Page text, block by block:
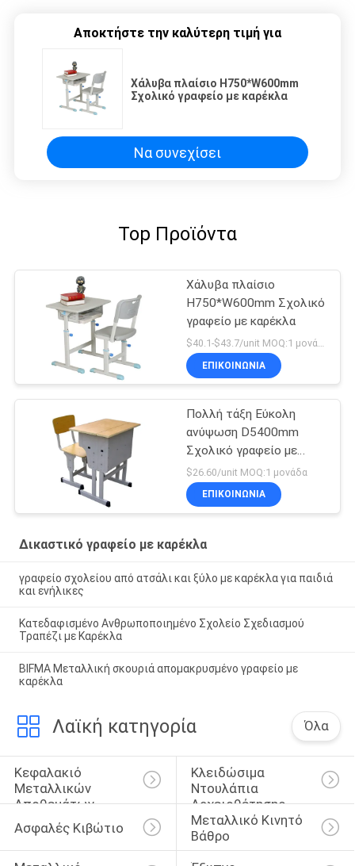
Αποκτήστε την καλύτερη τιμή για
Χάλυβα πλαίσιο H750*W600mm
Σχολικό γραφείο με καρέκλα
Να συνεχίσει
Top Προϊόντα
Χάλυβα πλαίσιο
H750*W600mm Σχολικό
γραφείο με καρέκλα
ΕΠΙΚΟΙΝΩΝΊΑ
Πολλή τάξη Εύκολη
ανύψωση D5400mm
Σχολικό γραφείο με
καρέκλα
$26.60/unit MOQ:1 μονάδα
ΕΠΙΚΟΙΝΩΝΊΑ
Δικαστικό γραφείο με καρέκλα
γραφείο σχολείου από ατσάλι και ξύλο με καρέκλα για παιδιά
και ενήλικες
Κατεδαφισμένο Ανθρωποποιημένο Σχολείο Σχεδιασμού
Τραπέζι με Καρέκλα
BIFMA Μεταλλική σκουριά απομακρυσμένο γραφείο με
καρέκλα
Λαϊκή κατηγορία Όλα
Κεφαλακιό
Μεταλλικών
Αποθεμάτων
Κλειδώσιμα
Ντουλάπια
Αρχειοθέτησης
Ασφαλές Κιβώτιο
Μεταλλικό Κινητό
Βάθρο